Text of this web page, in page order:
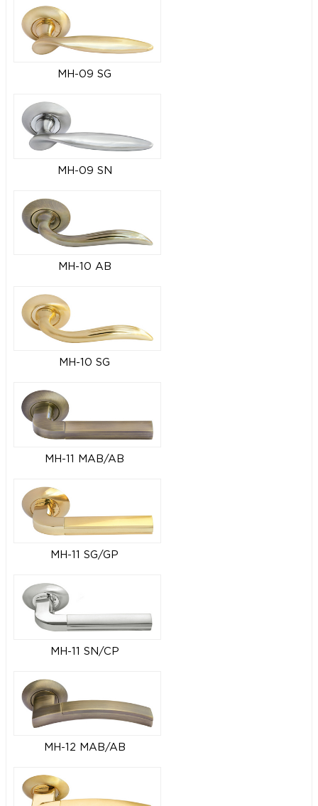
MH-09 SG
MH-09 SN
MH-10 AB
MH-10 SG
MH-11 MAB/AB
MH-11 SG/GP
MH-11 SN/CP
MH-12 MAB/AB